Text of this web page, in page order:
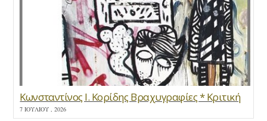
Κωνσταντίνος Ι. Κορίδης Βραχυγραφίες * Κριτική
7 ΙΟΥΛΊΟΥ , 2026